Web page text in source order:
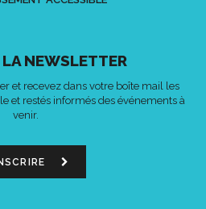
LA NEWSLETTER
et recevez dans votre boîte mail les
et restés informés des événements à
venir.